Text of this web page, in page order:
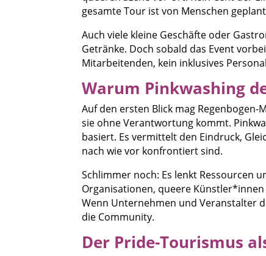
gesamte Tour ist von Menschen
Auch viele kleine Geschäfte oder
Getränke. Doch sobald das Event
Mitarbeitenden, kein inklusives
Warum Pinkwashing
Auf den ersten Blick mag
sie ohne Verantwortung kommt.
basiert. Es vermittelt den Eindruck,
nach wie vor konfrontiert sind.
Schlimmer noch: Es lenkt Ressourcen
Organisationen, queere
Wenn Unternehmen und Veranstalter
die Community.
Der Pride-Tourismus